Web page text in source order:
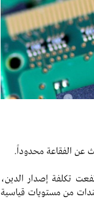
عن الفقاعة محدوداً.
تكلفة إصدار الدين،
من مستويات قياسية